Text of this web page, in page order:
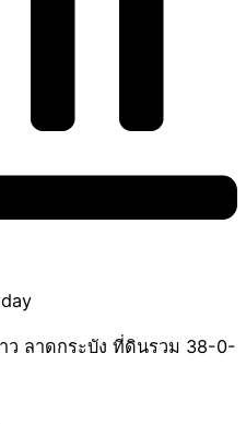
ลาดกระบัง ที่ดินรวม 38-0-